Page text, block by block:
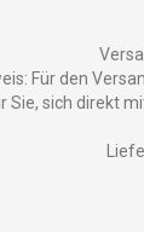
Für den
Sie, sich direkt